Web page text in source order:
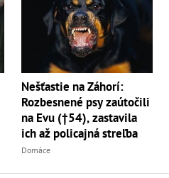
Nešťastie na Záhorí:
Rozbesnené psy zaútočili
na Evu (†54), zastavila
ich až policajná streľba
Domáce